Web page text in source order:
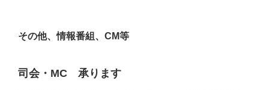
その他、情報番組、CM等
司会・MC 承ります